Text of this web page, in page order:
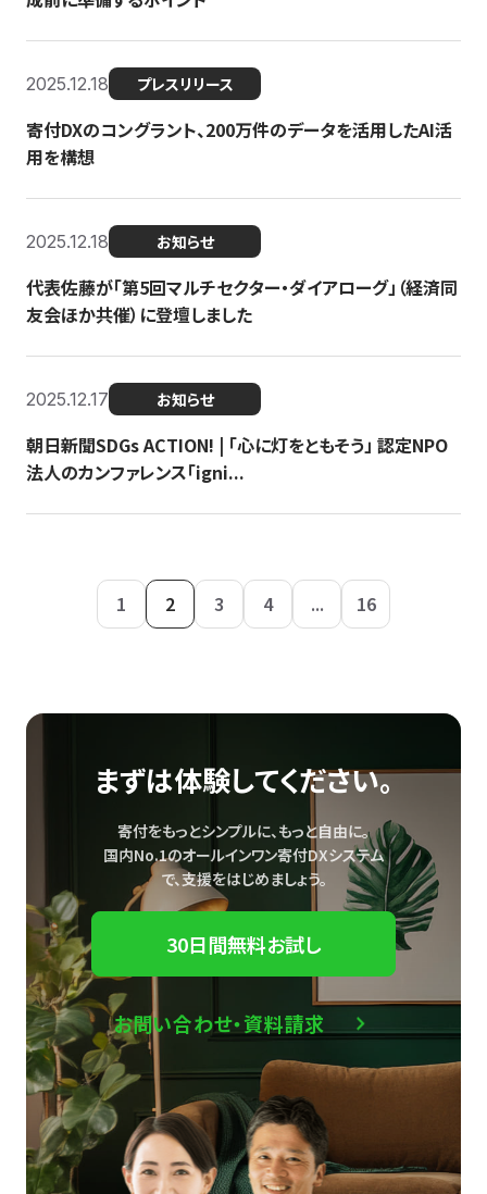
2025.12.18 プレスリリース
寄付DXのコングラント、200万件のデータを活用したAI活
用を構想
2025.12.18 お知らせ
代表佐藤が「第5回マルチセクター・ダイアローグ」（経済同
友会ほか共催）に登壇しました
2025.12.17 お知らせ
朝日新聞SDGs ACTION! | 「心に灯をともそう」 認定NPO
法人のカンファレンス「igni...
1 2 3 4 ... 16
まずは体験してください。
寄付をもっとシンプルに、もっと自由に。
国内No.1のオールインワン寄付DXシステム
で、支援をはじめましょう。
30日間無料お試し
お問い合わせ・資料請求